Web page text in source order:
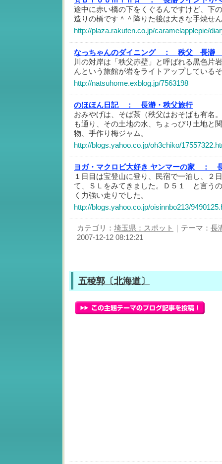
途中に赤い橋の下をくぐるんですけど、下
造りの橋です＾＾降りた後は大きな手焼せ
http://plaza.rakuten.co.jp/caramelapplepie/
なっちゃんのダイニング ：
秩父 長瀞
川の対岸は「秩父赤壁」と呼ばれる黒色片
んという旅館が岩をライトアップしている
http://natsuhome.exblog.jp/7563198
のほほん日記 ：
長瀞・秩父旅行
おみやげは、そば茶（秩父はおそばも有名
も通り、その土地の水、ちょっぴり土地と
物、手作り梅ジャム。
http://blogs.yahoo.co.jp/oh3chiko/
ヨガ・マクロビ大好き ヤンマーの家 ：
１日目は宝登山に登り、民宿で一泊し、２
て、ＳＬをみてきました。Ｄ５１ と言う
く力強い走りでした。
http://blogs.yahoo.co.jp/oisinnbo213/
カテゴリ： 埼玉県：スポット ｜テーマ： 長
2007-12-12 08:12:21
五稜郭〔北海道〕